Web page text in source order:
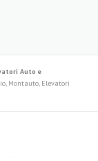
Auto e
Montauto, Elevatori